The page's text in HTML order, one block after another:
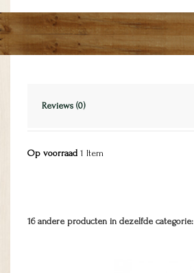
Reviews (0)
Op voorraad 1 Item
16 andere producten in dezelfde categorie: